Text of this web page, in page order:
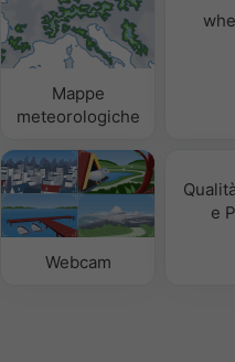
Mappe
meteorologiche
Webcam
e